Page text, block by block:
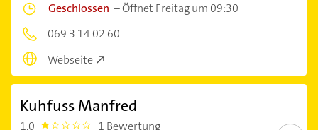
Geschlossen –Öffnet Freitag um 09:30
069 3 14 02 60
Webseite
Kuhfuss Manfred
1,0 1.0 1 Bewertung